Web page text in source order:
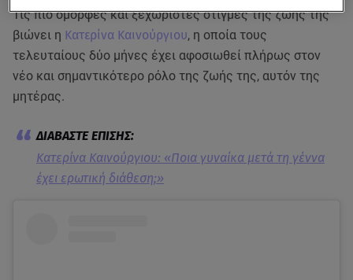
Τις πιο όμορφες και ξεχωριστές στιγμές της ζωής της
βιώνει η Κατερίνα Καινούργιου, η οποία τους
τελευταίους δύο μήνες έχει αφοσιωθεί πλήρως στον
νέο και σημαντικότερο ρόλο της ζωής της, αυτόν της
μητέρας.
Κατερίνα Καινούργιου: «Ποια γυναίκα μετά τη γέννα
έχει ερωτική διάθεση;»